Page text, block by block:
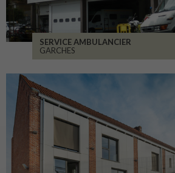
SERVICE AMBULANCIER
GARCHES